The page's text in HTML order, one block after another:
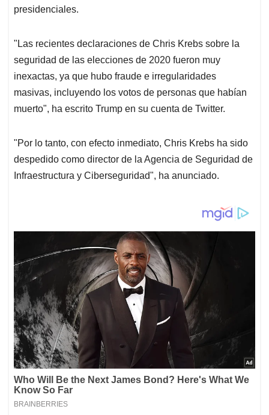
presidenciales.
"Las recientes declaraciones de Chris Krebs sobre la
seguridad de las elecciones de 2020 fueron muy
inexactas, ya que hubo fraude e irregularidades
masivas, incluyendo los votos de personas que habían
muerto", ha escrito Trump en su cuenta de Twitter.
"Por lo tanto, con efecto inmediato, Chris Krebs ha sido
despedido como director de la Agencia de Seguridad de
Infraestructura y Ciberseguridad", ha anunciado.